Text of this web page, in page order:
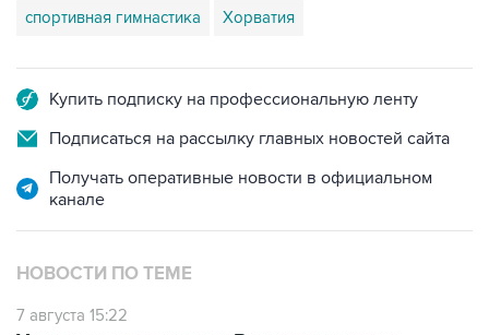
Подписаться на рассылку главных новостей сайта
Получать оперативные новости в официальном
канале
НОВОСТИ ПО ТЕМЕ
7 августа 15:22
проблемы с визами в Хорватию на ЧЕ